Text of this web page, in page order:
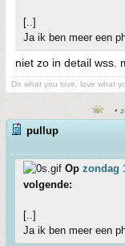
[..]
Ja ik ben meer een
niet zo in detail wss.
Do what you love, love what
•
pullup
Op zondag
volgende:
[..]
Ja ik ben meer een